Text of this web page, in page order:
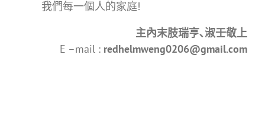
我們每一個人的家庭!
主內末肢瑞亨､淑壬敬上
E –mail : redhelmweng0206@gmail.com